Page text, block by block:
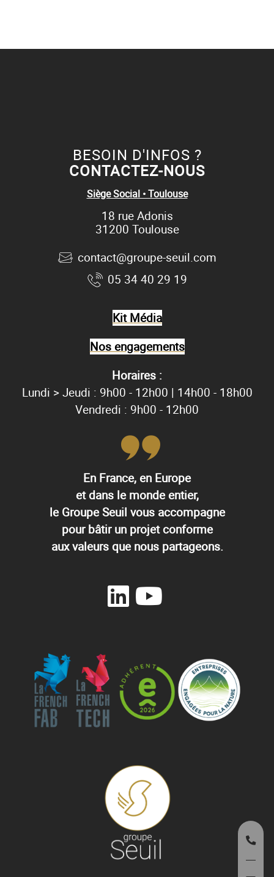
BESOIN D'INFOS ?
CONTACTEZ-NOUS
Siège Social • Toulouse
18 rue Adonis
31200 Toulouse
contact@groupe-seuil.com
05 34 40 29 19
Kit Média
Nos engagements
Horaires :
Lundi > Jeudi : 9h00 - 12h00 | 14h00 - 18h00
Vendredi : 9h00 - 12h00
En France, en Europe
et dans le monde entier,
le Groupe Seuil vous accompagne
pour bâtir un projet conforme
aux valeurs que nous partageons.